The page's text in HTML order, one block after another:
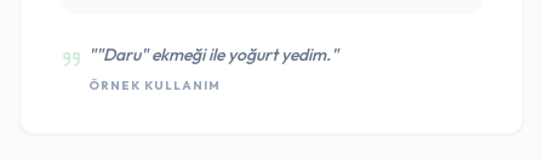
""Daru" ekmeği ile yoğurt yedim."
ÖRNEK KULLANIM